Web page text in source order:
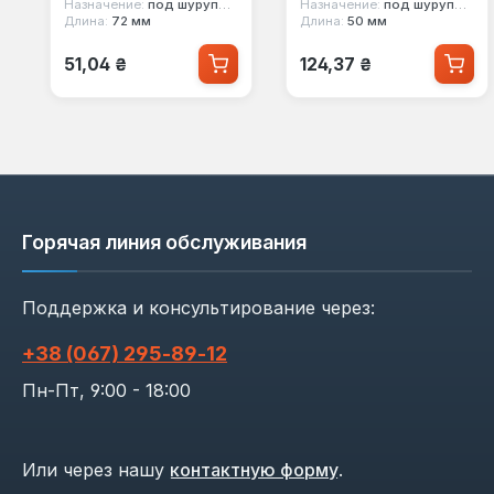
Назначение: под шуруповерт
Длина: 72 мм
Обычная цена:
51,04 ₴
Назначение: под шуруповерт
Длина: 50 мм
Обычная цена:
124,37 ₴
Горячая линия обслуживания
Поддержка и консультирование через:
+38 (067) 295‑89‑12
Пн-Пт, 9:00 - 18:00
Или через нашу контактную форму.